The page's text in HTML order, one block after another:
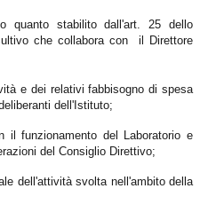
quanto stabilito dall'art. 25 dello
che collabora con il Direttore
e dei relativi fabbisogno di spesa
dell'Istituto;
il funzionamento del Laboratorio e
del Consiglio Direttivo;
dell'attività svolta nell'ambito della